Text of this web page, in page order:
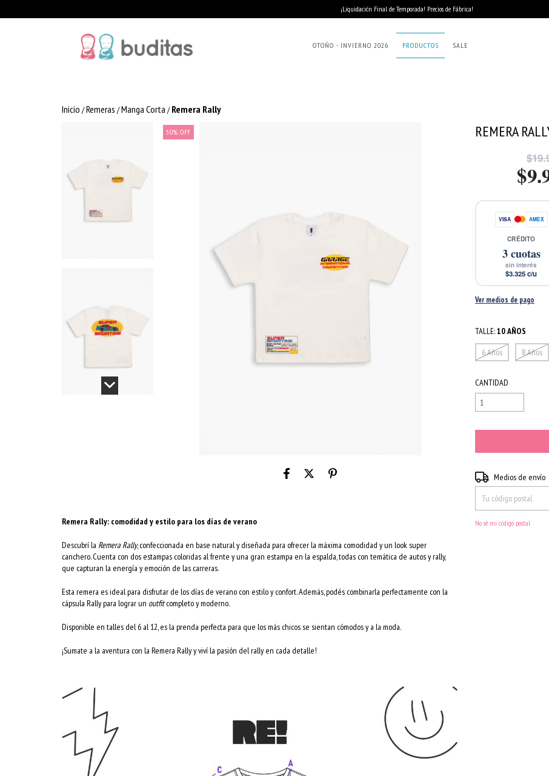
¡Liquidación Final de Temporada! Precios de Fábrica!
OTOÑO - INVIERNO 2026 PRODUCTOS SALE
Inicio /Remeras /Manga Corta / Remera Rally
50%OFF
Remera Rally: comodidad y estilo para los días de verano
Descubrí la Remera Rally, confeccionada en base natural y diseñada para ofrecer la máxima comodidad y un look super
canchero. Cuenta con dos estampas coloridas al frente y una gran estampa en la espalda, todas con temática de autos y rally,
que capturan la energía y emoción de las carreras.
Esta remera es ideal para disfrutar de los días de verano con estilo y confort. Además, podés combinarla perfectamente con la
cápsula Rally para lograr un outfitcompleto y moderno.
Disponible en talles del 6 al 12, es la prenda perfecta para que los más chicos se sientan cómodos y a la moda.
¡Sumate a la aventura con la Remera Rally y viví la pasión del rally en cada detalle!
REMERA
VISA AMEX
CRÉDITO
3cuotas
sin interés
$3.325c/u
Ver medios de pago
TALLE:10 AÑOS
6 Años
8 Años
CANTIDAD
Entregas para el CP:
Medios de envío
No sé mi código postal